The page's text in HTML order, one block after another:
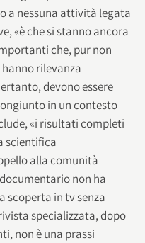
a nessuna attività legata
«è che si stanno ancora
che, pur non
rilevanza
devono essere
in un contesto
«i risultati completi
scientifica
alla comunità
non ha
scoperta in tv senza
specializzata, dopo
non è una prassi